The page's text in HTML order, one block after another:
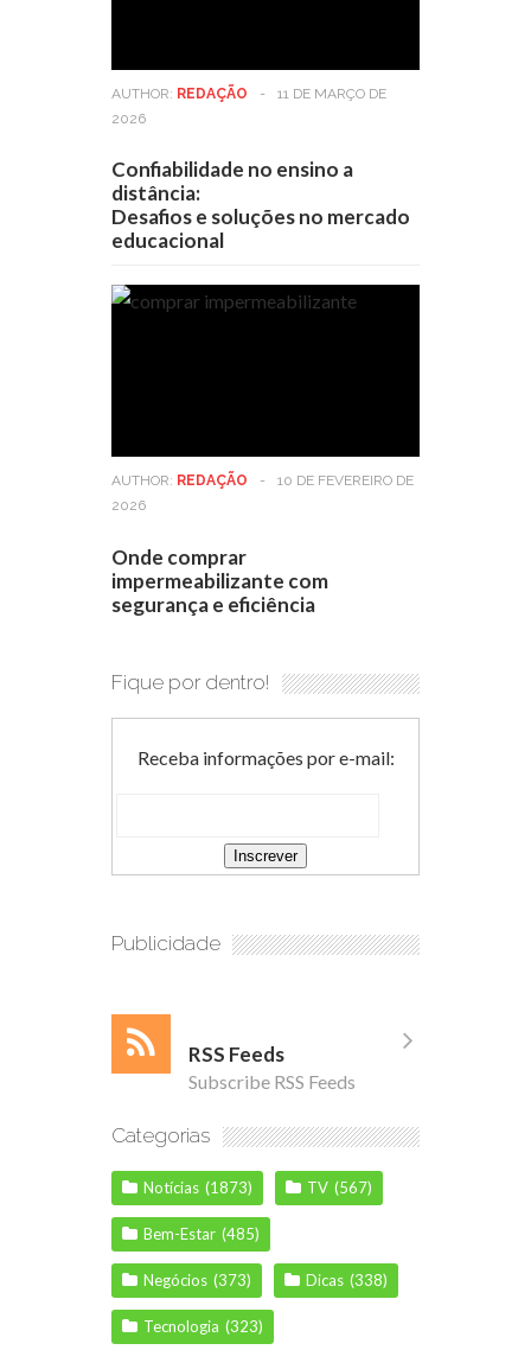
AUTHOR: REDAÇÃO -
11 DE MARÇO DE
2026
Confiabilidade no ensino a
distância:
Desafios e soluções no mercado
educacional
AUTHOR: REDAÇÃO -
10 DE FEVEREIRO DE
2026
Onde comprar
impermeabilizante com
segurança e eficiência
Fique por dentro!
Receba informações por e-mail:
Publicidade
RSS Feeds
Subscribe RSS Feeds
Categorias
Notícias (1873) TV (567)
Bem-Estar (485)
Negócios (373) Dicas (338)
Tecnologia (323)